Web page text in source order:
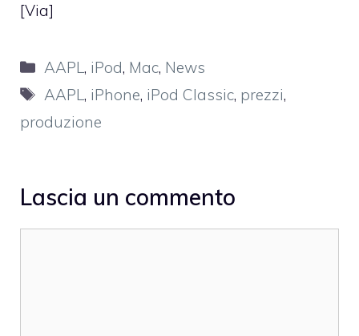
[Via]
Categorie
AAPL, iPod, Mac, News
Tag
AAPL, iPhone, iPod Classic, prezzi,
produzione
Lascia un commento